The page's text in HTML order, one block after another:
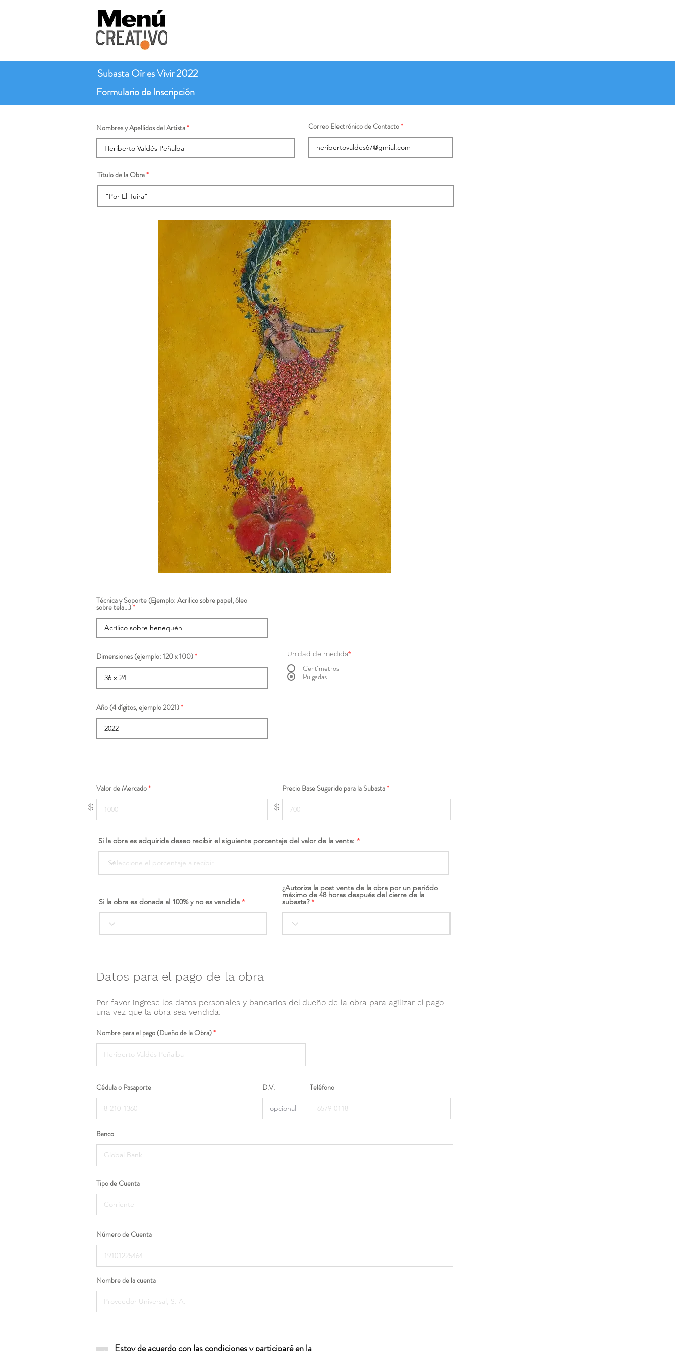
Subasta Oír es Vivir 2022
Formulario de Inscripción
Nombres y Apellidos del Artista Correo Electrónico de Contacto
Título de la Obra
Técnica y Soporte (Ejemplo: Acrilico sobre papel, óleo
sobre tela...)
Dimensiones (ejemplo: 120 x 100) Unidad de medida*
Centímetros
Pulgadas
Año (4 dígitos, ejemplo 2021)
$
Valor de Mercado
$
Precio Base Sugerido para la Subasta
Si la obra es adquirida deseo recibir el siguiente porcentaje del valor de la venta:
Si la obra es donada al 100% y no es vendida
¿Autoriza la post venta de la obra por un periódo
máximo de 48 horas después del cierre de la
subasta?
Datos para el pago de la obra
Por favor ingrese los datos personales y bancarios del dueño de la obra para agilizar el pago
una vez que la obra sea vendida:
Nombre para el pago (Dueño de la Obra)
Cédula o Pasaporte D.V. Teléfono
Banco
Tipo de Cuenta
Número de Cuenta
Nombre de la cuenta